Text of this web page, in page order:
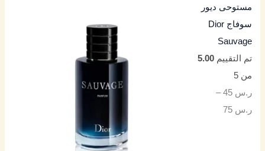
مستوحى ديور
سوفاج Dior
Sauvage
تم التقييم5.00
من 5
ر.س 45
–
ر.س 75